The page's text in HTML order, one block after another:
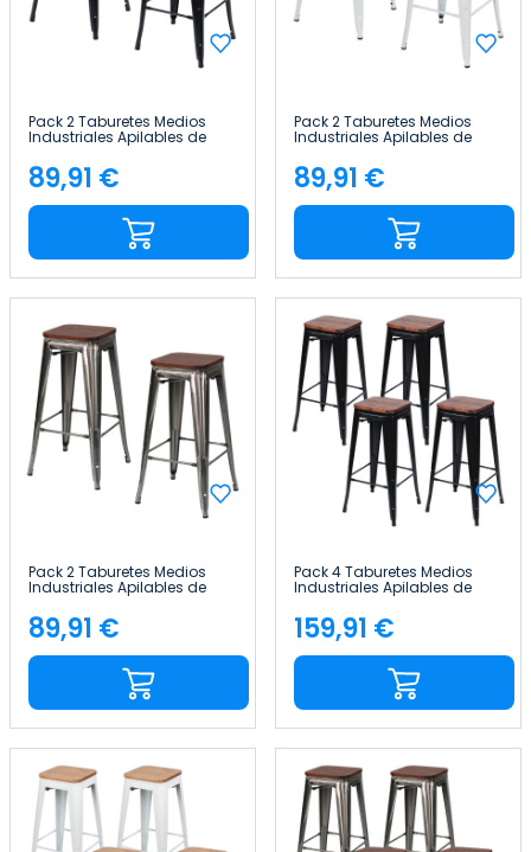
Pack 2 Taburetes Medios
Industriales Apilables de
Acero y Madera
43x43x76cm Thinia Home
Precio
89,91 €
Pack 2 Taburetes Medios
Industriales Apilables de
Acero y Madera
43x43x76cm Thinia Home
Precio
89,91 €
Pack 2 Taburetes Medios
Industriales Apilables de
Acero y Madera
43x43x76cm Thinia Home
Precio
89,91 €
Pack 4 Taburetes Medios
Industriales Apilables de
Acero y Madera
43x43x76cm Thinia Home
Precio
159,91 €